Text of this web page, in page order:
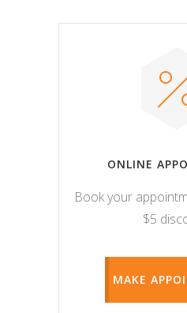
ONLINE
Book your
$5
MAKE